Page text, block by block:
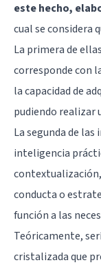
este hecho,
cual se considera
La primera de
corresponde con
la capacidad de
pudiendo realizar
La segunda de
inteligencia
contextualización,
conducta o
función a las
Teóricamente,
cristalizada que